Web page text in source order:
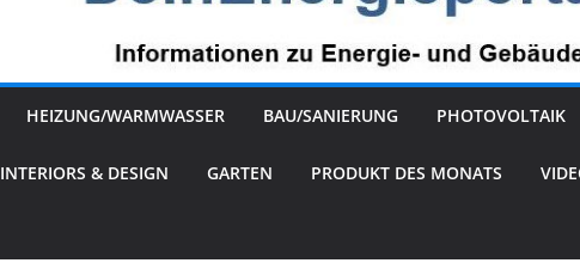
HEIZUNG/WARMWASSER BAU/SANIERUNG PHOTOVOLTAIK
INTERIORS & DESIGN GARTEN PRODUKT DES MONATS